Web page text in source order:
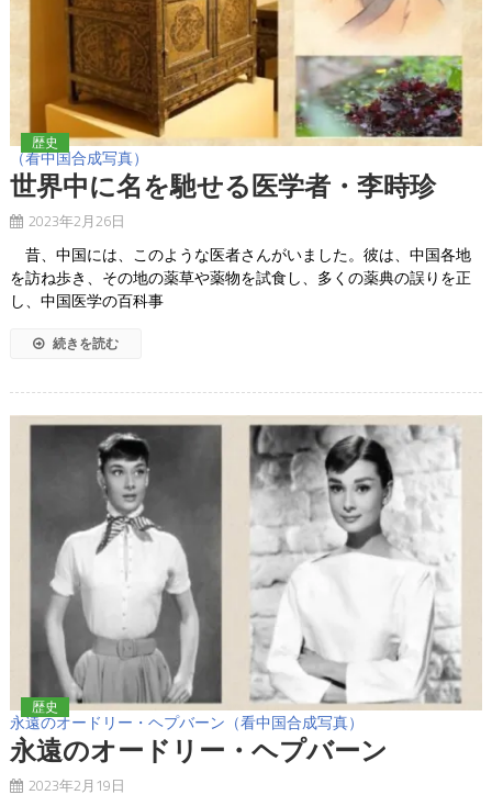
（看中国合成写真）
歴史
世界中に名を馳せる医学者・李時珍
2023年2月26日
昔、中国には、このような医者さんがいました。彼は、中国各地
を訪ね歩き、その地の薬草や薬物を試食し、多くの薬典の誤りを正
し、中国医学の百科事
続きを読む
永遠のオードリー・ヘプバーン（看中国合成写真）
歴史
永遠のオードリー・ヘプバーン
2023年2月19日